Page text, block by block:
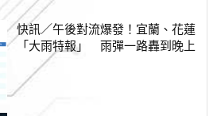
快訊／午後對流爆發！宜蘭、花蓮
「大雨特報」 雨彈一路轟到晚上